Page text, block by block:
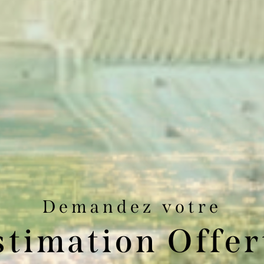
Demandez votre